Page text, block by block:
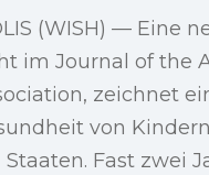
(WISH) — Eine
im Journal of the
zeichnet
von
Fast zwei